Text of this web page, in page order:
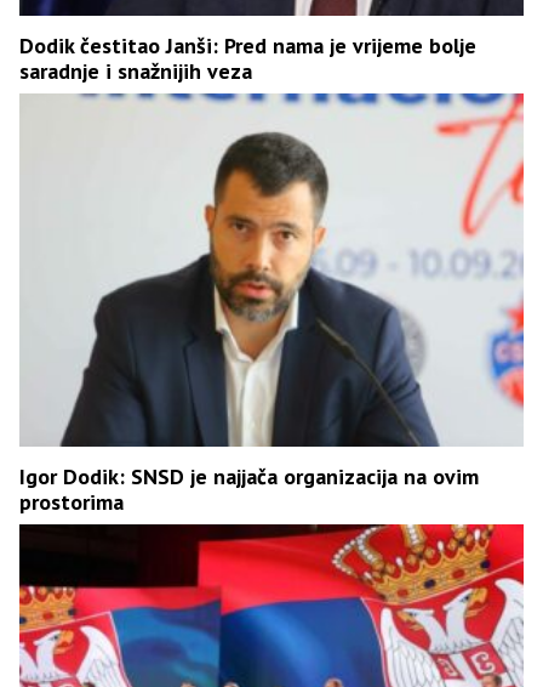
Dodik čestitao Janši: Pred nama je vrijeme bolje
saradnje i snažnijih veza
Igor Dodik: SNSD je najjača organizacija na ovim
prostorima